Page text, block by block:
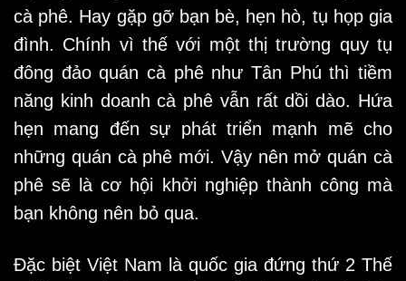
cà phê. Hay gặp gỡ bạn bè, hẹn hò, tụ họp gia
đình. Chính vì thế với một thị trường quy tụ
đông đảo quán cà phê như Tân Phú thì tiềm
năng kinh doanh cà phê vẫn rất dồi dào. Hứa
hẹn mang đến sự phát triển mạnh mẽ cho
những quán cà phê mới. Vậy nên mở quán cà
phê sẽ là cơ hội khởi nghiệp thành công mà
bạn không nên bỏ qua.
Đặc biệt Việt Nam là quốc gia đứng thứ 2 Thế